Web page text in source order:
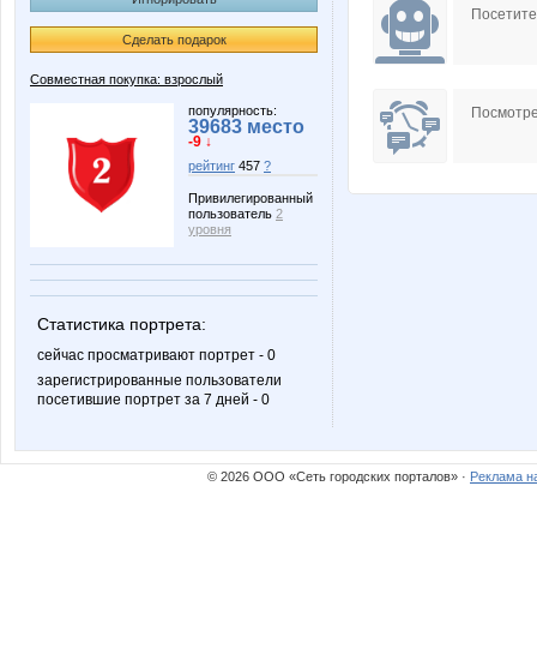
Сделать подарок
Совместная покупка: взрослый
популярность:
39683 место
-9 ↓
рейтинг 457 ?
Привилегированный
пользователь 2
уровня
Статистика портрета:
сейчас просматривают портрет - 0
зарегистрированные пользователи
посетившие портрет за 7 дней - 0
Майя!
© 2026 ООО «Сеть городских порталов» · Реклама